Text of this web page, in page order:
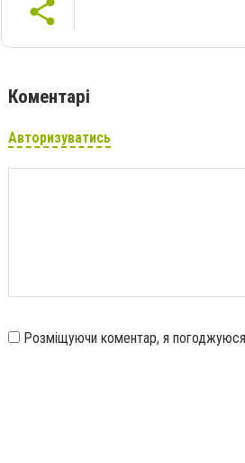
Коментарі
Авторизуватись
Розміщуючи коментар, я